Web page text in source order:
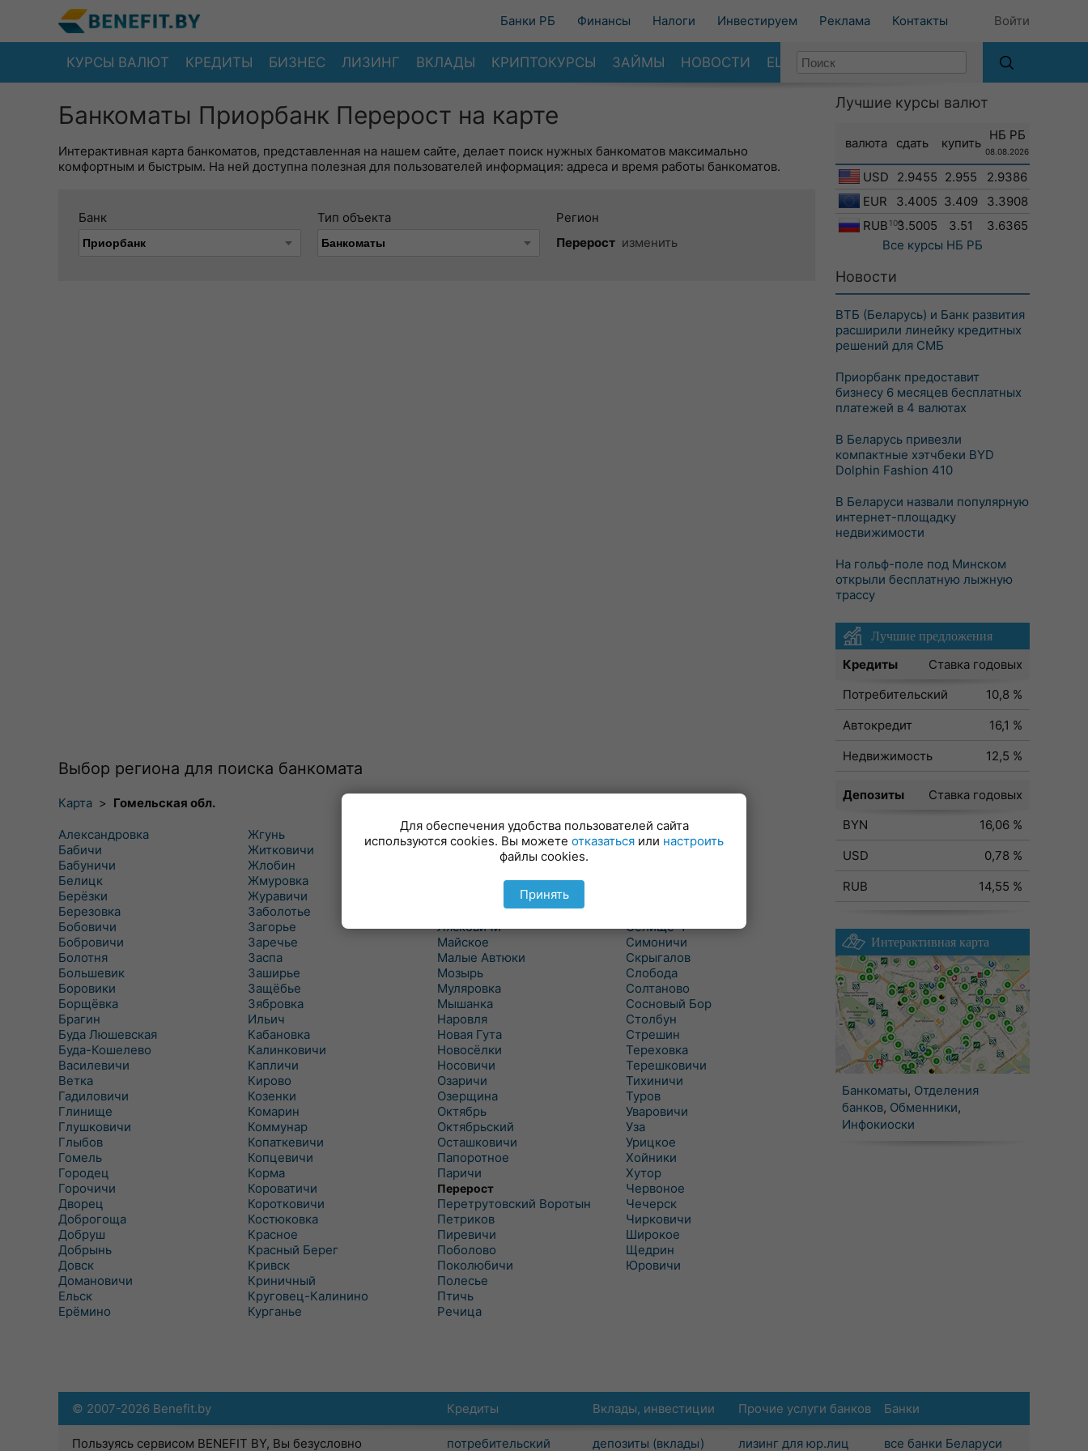
Банки РБ Финансы Налоги Инвестируем Реклама Контакты Войти
КУРСЫ ВАЛЮТ КРЕДИТЫ БИЗНЕС ЛИЗИНГ ВКЛАДЫ КРИПТОКУРСЫ ЗАЙМЫ НОВОСТИ ЕЩЕ
Банкоматы Приорбанк Перерост на карте
Интерактивная карта банкоматов, представленная на нашем сайте, делает поиск нужных банкоматов максимально
комфортным и быстрым. На ней доступна полезная для пользователей информация: адреса и время работы банкоматов.
Банк Тип объекта
Регион
Перерост изменить
Выбор региона для поиска банкомата
Карта > Гомельская обл.
Александровка
Бабичи
Бабуничи
Белицк
Берёзки
Березовка
Бобовичи
Бобровичи
Болотня
Большевик
Боровики
Борщёвка
Брагин
Буда Люшевская
Буда-Кошелево
Василевичи
Ветка
Гадиловичи
Глинище
Глушковичи
Глыбов
Гомель
Городец
Горочичи
Дворец
Доброгоща
Добруш
Добрынь
Довск
Домановичи
Ельск
Ерёмино
Жгунь
Житковичи
Жлобин
Жмуровка
Журавичи
Заболотье
Загорье
Заречье
Заспа
Заширье
Защёбье
Зябровка
Ильич
Кабановка
Калинковичи
Капличи
Кирово
Козенки
Комарин
Коммунар
Копаткевичи
Копцевичи
Корма
Короватичи
Коротковичи
Костюковка
Красное
Красный Берег
Кривск
Криничный
Круговец-Калинино
Курганье
Куритичи
Лельчицы
Лясковичи
Майское
Малые Автюки
Мозырь
Муляровка
Мышанка
Наровля
Новая Гута
Новосёлки
Носовичи
Озаричи
Озерщина
Октябрь
Октябрьский
Осташковичи
Папоротное
Паричи
Перерост
Перетрутовский Воротын
Петриков
Пиревичи
Поболово
Поколюбичи
Полесье
Птичь
Речица
Ровенская Слобода
Рогачев
Селище-1
Симоничи
Скрыгалов
Слобода
Солтаново
Сосновый Бор
Столбун
Стрешин
Тереховка
Терешковичи
Тихиничи
Туров
Уваровичи
Уза
Урицкое
Хойники
Хутор
Червоное
Чечерск
Чирковичи
Широкое
Щедрин
Юровичи
Лучшие курсы валют
валюта сдать купить
НБ РБ
08.08.2026
USD 2.9455 2.955
2.9386
EUR
3.4005 3.409
3.3908
RUB 1003.5005 3.51
3.6365
Все курсы НБ РБ
Новости
ВТБ (Беларусь) и Банк развития
расширили линейку кредитных
решений для СМБ
Приорбанк предоставит
бизнесу 6 месяцев бесплатных
платежей в 4 валютах
В Беларусь привезли
компактные хэтчбеки BYD
Dolphin Fashion 410
В Беларуси назвали популярную
интернет-площадку
недвижимости
На гольф-поле под Минском
открыли бесплатную лыжную
трассу
Лучшие предложения
Кредиты
Ставка годовых
Потребительский
10,8 %
Автокредит
16,1 %
Недвижимость
12,5 %
Депозиты
Ставка годовых
BYN
16,06 %
USD
0,78 %
RUB
14,55 %
Интерактивная карта
Банкоматы, Отделения
банков, Обменники,
Инфокиоски
Кредиты
потребительский
Вклады, инвестиции
депозиты (вклады)
Прочие услуги банков
лизинг для юр.лиц
Банки
все банки Беларуси
© 2007-2026 Benefit.by
Пользуясь сервисом BENEFIT BY, Вы безусловно
Для обеспечения удобства пользователей сайта
используются cookies. Вы можете отказаться или настроить
файлы cookies.
Принять